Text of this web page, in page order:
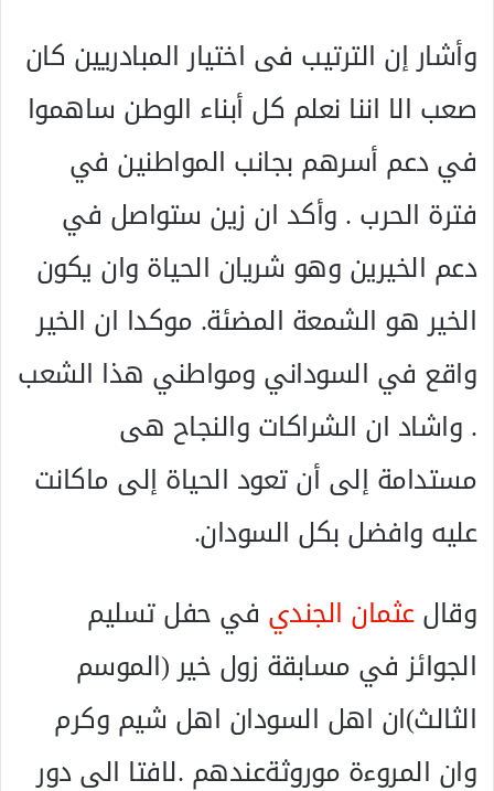
وأشار إن الترتيب فى اختيار المبادريين كان
صعب الا اننا نعلم كل أبناء الوطن ساهموا
في دعم أسرهم بجانب المواطنين في
فترة الحرب . وأكد ان زين ستواصل في
دعم الخيرين وهو شريان الحياة وان يكون
الخير هو الشمعة المضئة. موكدا ان الخير
واقع في السوداني ومواطني هذا الشعب
. واشاد ان الشراكات والنجاح هى
مستدامة إلى أن تعود الحياة إلى ماكانت
عليه وافضل بكل السودان.
وقالعثمان الجندي في حفل تسليم
الجوائز في مسابقة زول خير (الموسم
الثالث)ان اهل السودان اهل شيم وكرم
وان المروءة موروثةعندهم .لافتا الى دور